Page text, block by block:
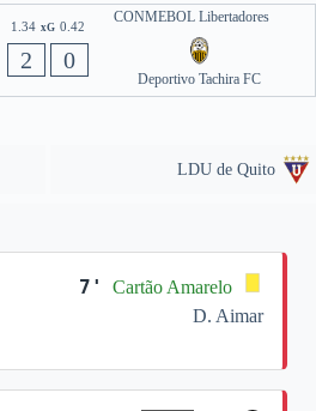
CONMEBOL Libertadores
1.34 xG 0.42
2 0
Deportivo Tachira FC
LDU de Quito
7'
Cartão Amarelo
D. Aimar